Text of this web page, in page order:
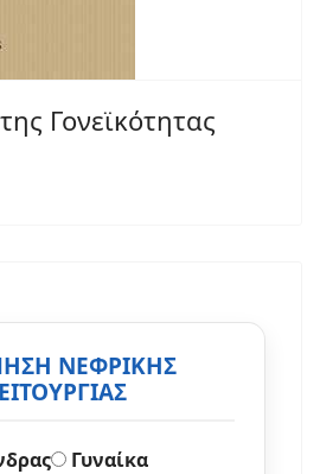
Γονεϊκότητας
ΝΕΦΡΙΚΗΣ
Γυναίκα